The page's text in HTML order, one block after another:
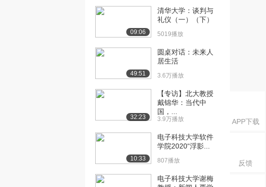
APP下载
反馈
课：简&#8226...
7442播放
[17] 电子科技大学公开
课：简&#8226...
5326播放
[18] 电子科技大学公开
6277播放
[19] 电子科技大学公开
5761播放
[20] 电子科技大学公开
课：反思现实
5934播放
09:06
清华大学：谈判与
礼仪（一）（下）
5019播放
49:51
圆桌对话：未来人
居生活
3.6万播放
32:23
【专访】北大教授
戴锦华：当代中
国，...
3.9万播放
10:33
电子科技大学软件
学院2020“浮影...
807播放
电子科技大学谢梅